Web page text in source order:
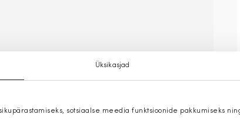
Üksikasjad
sotsiaalse meedia funktsioonide pakkumiseks